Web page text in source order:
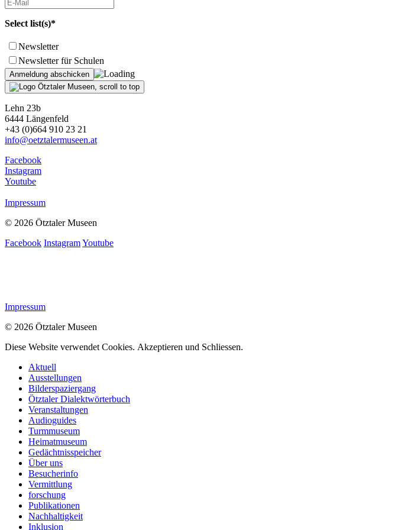
Select list(s)*
Newsletter
Newsletter für Schulen
Lehn 23b
6444 Längenfeld
+43 (0)664 910 23 21
info@oetztalermuseen.at
Facebook
Instagram
Youtube
Impressum
© 2026 Ötztaler Museen
Facebook InstagramYoutube
Impressum
© 2026 Ötztaler Museen
Diese Website verwendet Cookies. Akzeptieren und Schliessen.
Aktuell
Ausstellungen
Bilderspaziergang
Ötztaler Dialektwörterbuch
Veranstaltungen
Audioguides
Turmmuseum
Heimatmuseum
Gedächtnisspeicher
Über uns
Besucherinfo
Vermittlung
forschung
Publikationen
Nachhaltigkeit
Inklusion